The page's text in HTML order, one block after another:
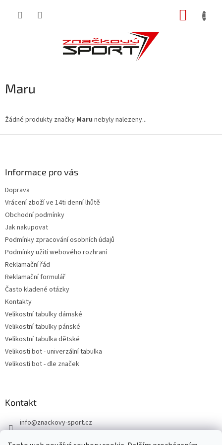
Maru
Žádné produkty značky Maru nebyly nalezeny...
Informace pro vás
Doprava
Vrácení zboží ve 14ti denní lhůtě
Obchodní podmínky
Jak nakupovat
Podmínky zpracování osobních údajů
Podmínky užití webového rozhraní
Reklamační řád
Reklamační formulář
Často kladené otázky
Kontakty
Velikostní tabulky dámské
Velikostní tabulky pánské
Velikostní tabulka dětské
Velikosti bot - univerzální tabulka
Velikosti bot - dle značek
Kontakt
info@znackovy-sport.cz